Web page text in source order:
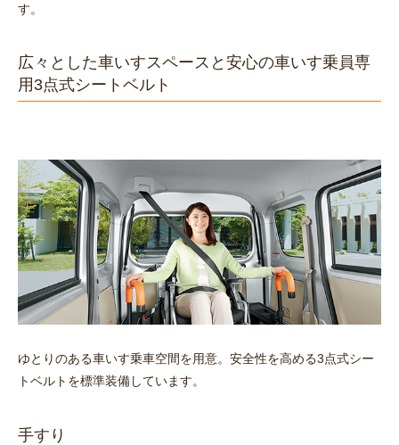
す。
広々とした車いすスペースと安心の車いす乗員専
用3点式シートベルト
ゆとりのある車いす乗車空間を用意。安全性を高める3点式シー
トベルトを標準装備しています。
手すり